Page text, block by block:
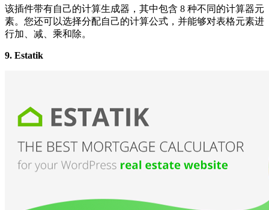
该插件带有自己的计算生成器，其中包含 8 种不同的计算器元
素。您还可以选择分配自己的计算公式，并能够对表格元素进
行加、减、乘和除。
9. Estatik